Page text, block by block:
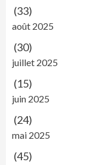
(33)
août 2025
(30)
juillet 2025
(15)
juin 2025
(24)
mai 2025
(45)